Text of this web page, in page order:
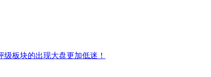
级板块的出现大盘更加低迷！